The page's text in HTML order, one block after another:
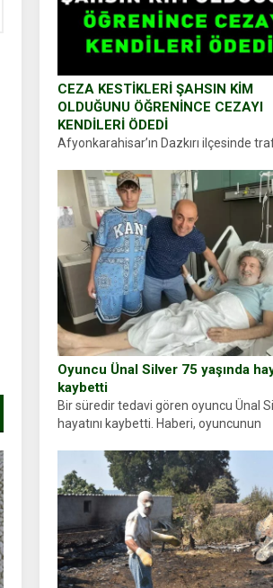
CEZA KESTİKLERİ ŞAHSIN KİM
OLDUĞUNU ÖĞRENİNCE CEZAYI
KENDİLERİ ÖDEDİ
Afyonkarahisar’ın Dazkırı ilçesinde
durdurdukları bir otomobilin
ehliyet ve ruhsat sorup belgelerini
Sürücü Abdurrahman Ö.nün verdiği
eksik olduğunu...
Oyuncu Ünal Silver 75 yaşında
kaybetti
Bir süredir tedavi gören oyuncu Ünal
hayatını kaybetti. Haberi, oyuncunun
sosyal medya hesabında “Usta
çok değerli dostumuz...